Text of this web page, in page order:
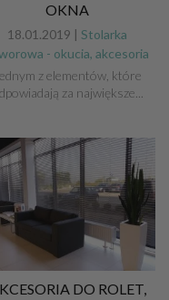
OKNA
18.01.2019 | Stolarka
- okucia, akcesoria
z elementów, które
za największe...
DO ROLET,